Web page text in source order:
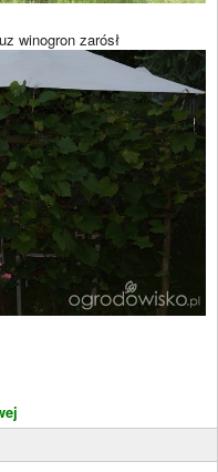
winogron zarósł